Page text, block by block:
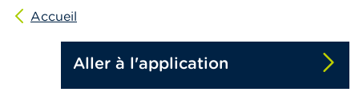
u
Accueil
Aller à l'application